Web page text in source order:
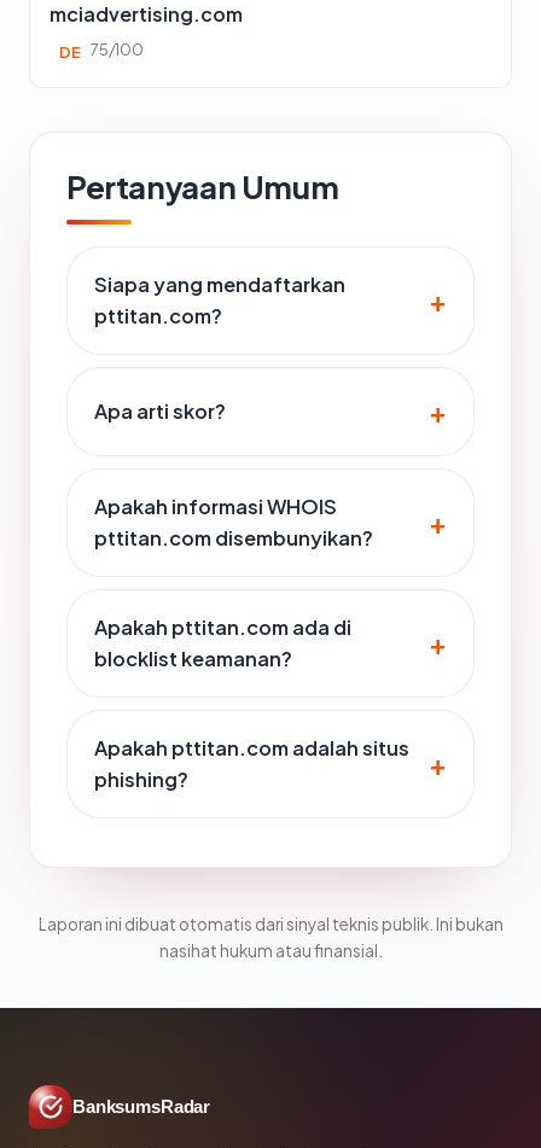
mciadvertising.com
DE 75/100
Pertanyaan Umum
Siapa yang mendaftarkan
pttitan.com?
Apa arti skor?
Apakah informasi WHOIS
pttitan.com disembunyikan?
Apakah pttitan.com ada di
blocklist keamanan?
Apakah pttitan.com adalah situs
phishing?
Laporan ini dibuat otomatis dari sinyal teknis publik. Ini bukan
nasihat hukum atau finansial.
BanksumsRadar